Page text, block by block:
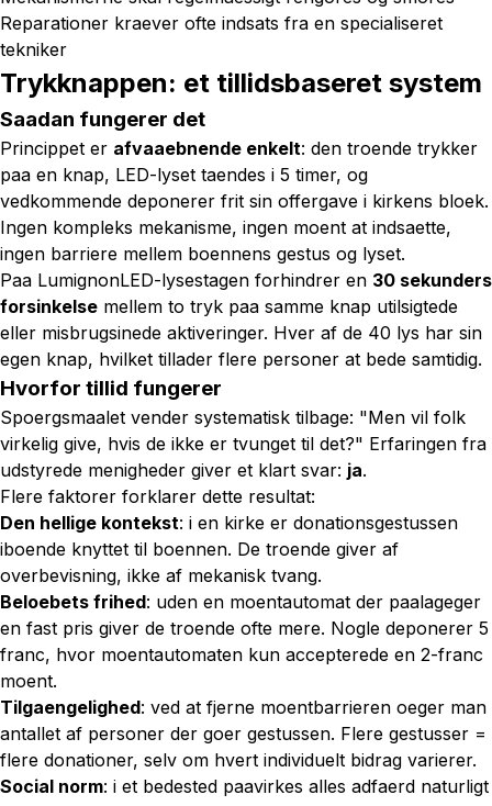
Reparationer kraever ofte indsats fra en specialiseret
tekniker
Trykknappen: et tillidsbaseret system
Saadan fungerer det
Princippet er afvaaebnende enkelt: den troende trykker
paa en knap, LED-lyset taendes i 5 timer, og
vedkommende deponerer frit sin offergave i kirkens bloek.
Ingen kompleks mekanisme, ingen moent at indsaette,
ingen barriere mellem boennens gestus og lyset.
Paa LumignonLED-lysestagen forhindrer en 30 sekunders
forsinkelse mellem to tryk paa samme knap utilsigtede
eller misbrugsinede aktiveringer. Hver af de 40 lys har sin
egen knap, hvilket tillader flere personer at bede samtidig.
Hvorfor tillid fungerer
Spoergsmaalet vender systematisk tilbage: "Men vil folk
virkelig give, hvis de ikke er tvunget til det?" Erfaringen fra
udstyrede menigheder giver et klart svar: ja.
Flere faktorer forklarer dette resultat:
Den hellige kontekst: i en kirke er donationsgestussen
iboende knyttet til boennen. De troende giver af
overbevisning, ikke af mekanisk tvang.
Beloebets frihed: uden en moentautomat der paalageger
en fast pris giver de troende ofte mere. Nogle deponerer 5
franc, hvor moentautomaten kun accepterede en 2-franc
moent.
Tilgaengelighed: ved at fjerne moentbarrieren oeger man
antallet af personer der goer gestussen. Flere gestusser =
flere donationer, selv om hvert individuelt bidrag varierer.
Social norm: i et bedested paavirkes alles adfaerd naturligt